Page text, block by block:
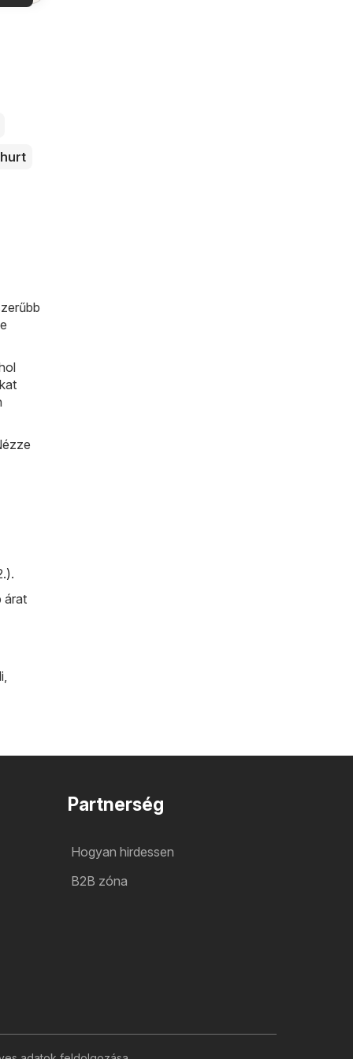
.
árat
Partnerség
Hogyan hirdessen
B2B zóna